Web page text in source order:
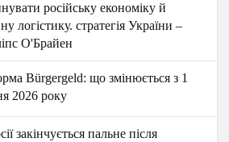
російську економіку й
логістику. стратегія України –
О'Брайен
Bürgergeld: що змінюється з 1
2026 року
закінчується пальне після